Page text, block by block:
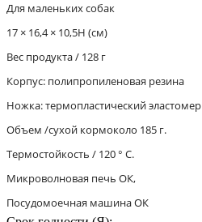
Для маленьких собак
17 × 16,4 × 10,5H (см)
Вес продукта / 128 г
Корпус: полипропиленовая резина
Ножка: термопластический эластомер
Объем /сухой кормоколо 185 г.
Термостойкость / 120 ° C.
Микроволновая печь ОК,
Посудомоечная машина ОК